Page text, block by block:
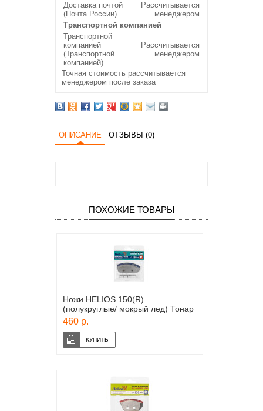
Доставка почтой
(Почта России)
Рассчитывается
менеджером
Транспортной компанией
Транспортной
компанией
(Транспортной
компанией)
Рассчитывается
менеджером
Точная стоимость рассчитывается
менеджером после заказа
ОПИСАНИЕ ОТЗЫВЫ (0)
ПОХОЖИЕ ТОВАРЫ
Ножи HELIOS 150(R)
(полукруглые/ мокрый лед) Тонар
460 р.